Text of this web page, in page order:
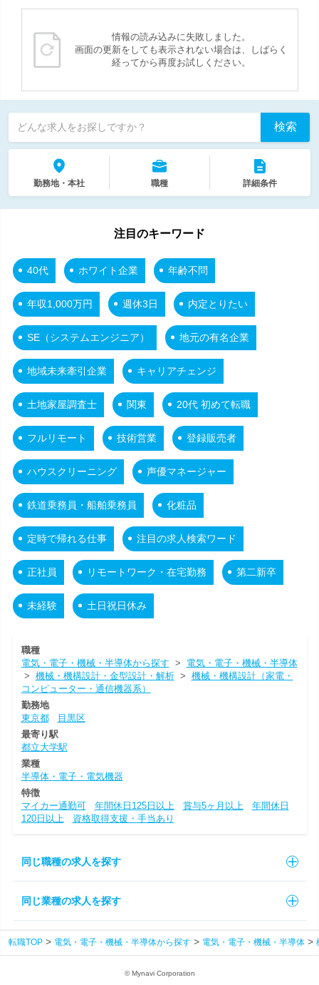
情報の読み込みに失敗しました。
画面の更新をしても表示されない場合は、しばらく
経ってから再度お試しください。
どんな求人をお探しですか？ 検索
勤務地・本社 職種 詳細条件
注目のキーワード
40代 ホワイト企業 年齢不問
年収1,000万円 週休3日 内定とりたい
SE（システムエンジニア） 地元の有名企業
地域未来牽引企業 キャリアチェンジ
土地家屋調査士 関東 20代 初めて転職
フルリモート 技術営業 登録販売者
ハウスクリーニング 声優マネージャー
鉄道乗務員・船舶乗務員 化粧品
定時で帰れる仕事 注目の求人検索ワード
正社員 リモートワーク・在宅勤務 第二新卒
未経験 土日祝日休み
職種
電気・電子・機械・半導体から探す > 電気・電子・機械・半導体
> 機械・機構設計・金型設計・解析> 機械・機構設計（家電・
コンピューター・通信機器系）
勤務地
東京都
目黒区
最寄り駅
都立大学駅
業種
半導体・電子・電気機器
特徴
マイカー通勤可
年間休日125日以上 賞与5ヶ月以上
年間休日
120日以上
資格取得支援・手当あり
同じ職種の求人を探す
同じ業種の求人を探す
転職TOP 電気・電子・機械・半導体から探す 電気・電子・機械・半導体
© Mynavi Corporation